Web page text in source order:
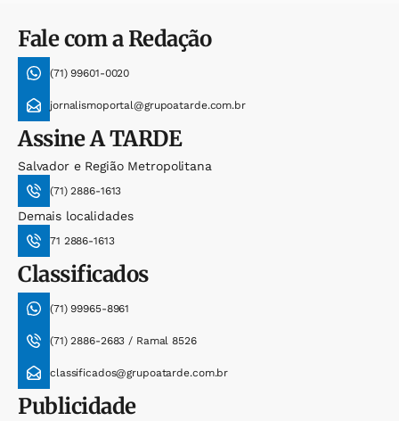
Fale com a Redação
(71) 99601-0020
jornalismoportal@grupoatarde.com.br
AssineA TARDE
Salvador e Região Metropolitana
(71) 2886-1613
Demais localidades
71 2886-1613
Classificados
(71) 99965-8961
(71) 2886-2683 / Ramal 8526
classificados@grupoatarde.com.br
Publicidade